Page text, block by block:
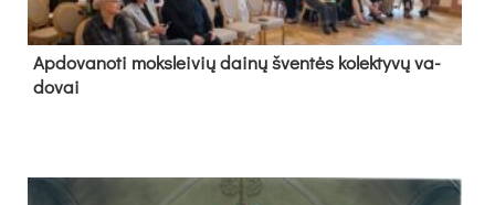
Ap­do­va­no­ti moks­lei­vių dai­nų šven­tės ko­lek­ty­vų va­
do­vai